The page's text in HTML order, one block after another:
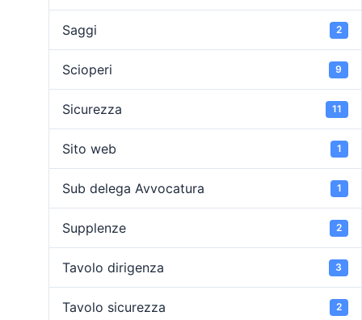
Saggi 2
Scioperi 9
Sicurezza 11
Sito web 1
Sub delega Avvocatura 1
Supplenze 2
Tavolo dirigenza 3
Tavolo sicurezza 2